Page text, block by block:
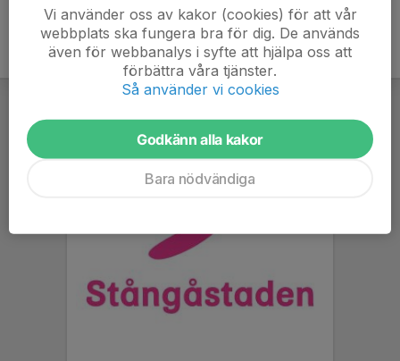
Vi använder oss av kakor (cookies) för att vår
webbplats ska fungera bra för dig. De används
även för webbanalys i syfte att hjälpa oss att
förbättra våra tjänster.
Så använder vi cookies
Godkänn alla kakor
Bara nödvändiga